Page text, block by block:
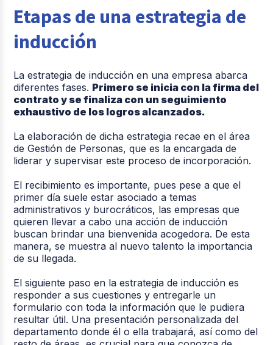
Etapas de una estrategia de
inducción
La estrategia de inducción en una empresa abarca
diferentes fases. Primero se inicia con la firma del
contrato y se finaliza con un seguimiento
exhaustivo de los logros alcanzados.
La elaboración de dicha estrategia recae en el área
de Gestión de Personas, que es la encargada de
liderar y supervisar este proceso de incorporación.
El recibimiento es importante, pues pese a que el
primer día suele estar asociado a temas
administrativos y burocráticos, las empresas que
quieren llevar a cabo una acción de inducción
buscan brindar una bienvenida acogedora. De esta
manera, se muestra al nuevo talento la importancia
de su llegada.
El siguiente paso en la estrategia de inducción es
responder a sus cuestiones y entregarle un
formulario con toda la información que le pudiera
resultar útil. Una presentación personalizada del
departamento donde él o ella trabajará, así como del